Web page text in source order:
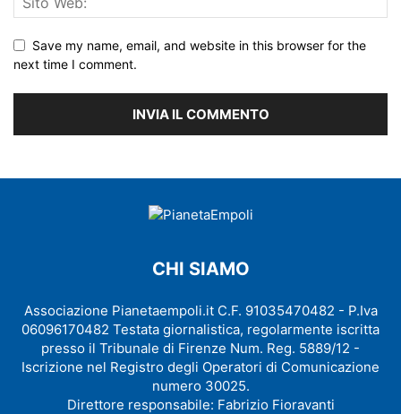
Save my name, email, and website in this browser for the
next time I comment.
CHI SIAMO
Associazione Pianetaempoli.it C.F. 91035470482 - P.Iva
06096170482 Testata giornalistica, regolarmente iscritta
presso il Tribunale di Firenze Num. Reg. 5889/12 -
Iscrizione nel Registro degli Operatori di Comunicazione
numero 30025.
Direttore responsabile: Fabrizio Fioravanti